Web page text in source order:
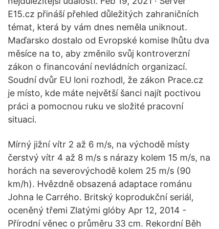
E15.cz přináší přehled důležitých zahraničních
témat, která by vám dnes neměla uniknout.
Maďarsko dostalo od Evropské komise lhůtu dva
měsíce na to, aby změnilo svůj kontroverzní
zákon o financování nevládních organizací.
Soudní dvůr EU loni rozhodl, že zákon Prace.cz
je místo, kde máte největší šanci najít poctivou
práci a pomocnou ruku ve složité pracovní
situaci.
Mírný jižní vítr 2 až 6 m/s, na východě místy
čerstvý vítr 4 až 8 m/s s nárazy kolem 15 m/s, na
horách na severovýchodě kolem 25 m/s (90
km/h). Hvězdně obsazená adaptace románu
Johna le Carrého. Britský koprodukční seriál,
oceněný třemi Zlatými glóby Apr 12, 2014 -
Přírodní věnec o průměru 33 cm. Rekordní Běh